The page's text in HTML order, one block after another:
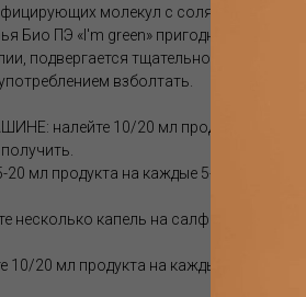
молекул с солями аммония
Био ПЭ «I'm green» пригодны для
подвергается тщательному
взболтать.
налейте 10/20 мл продукта в
мл продукта на каждые 5-7 кг белья.
несколько капель на салфетку или
20 мл продукта на каждые 5 литров